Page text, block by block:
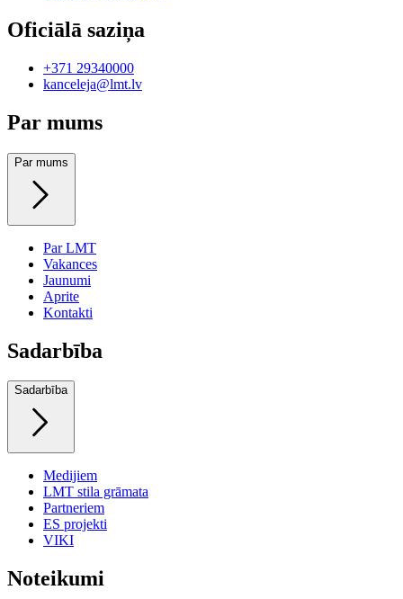
Oficiālā saziņa
+371 29340000
kanceleja@lmt.lv
Par mums
Par mums
Par LMT
Vakances
Jaunumi
Aprite
Kontakti
Sadarbība
Sadarbība
Medijiem
LMT stila grāmata
Partneriem
ES projekti
VIKI
Noteikumi